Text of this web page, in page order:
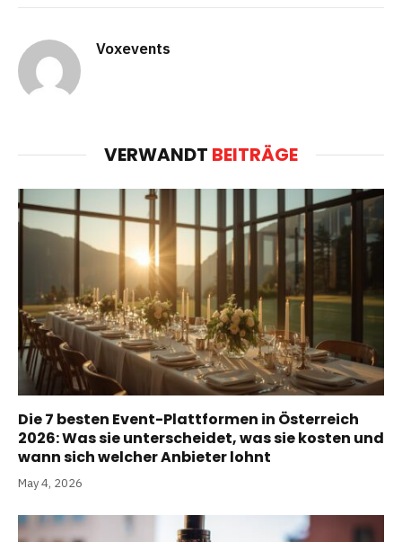
Voxevents
VERWANDT BEITRÄGE
Die 7 besten Event-Plattformen in Österreich
2026: Was sie unterscheidet, was sie kosten und
wann sich welcher Anbieter lohnt
May 4, 2026